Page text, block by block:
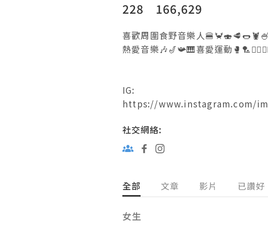
228 166,629
喜歡周圍食野音樂人🍔🦀🍣🥩🌭🦞🍧
熱愛音樂🎶🎷📯🎹喜愛運動
IG:
https://www.instagram.com/
社交網絡:
全部 文章 影片 已讚好
女生